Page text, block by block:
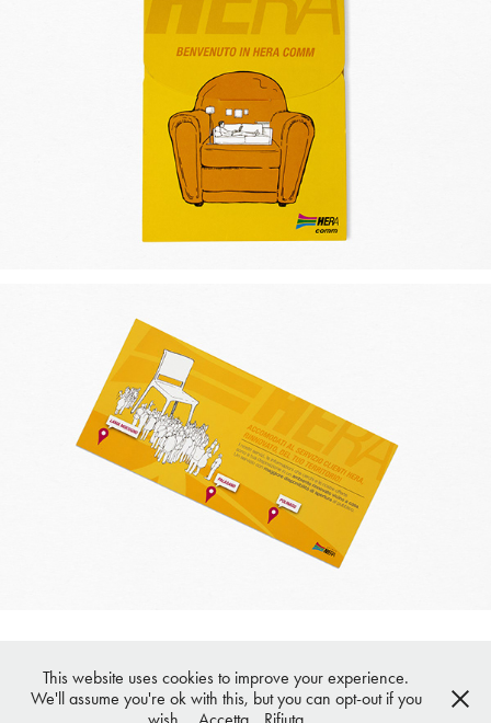
© koan moltimedia - all rights reserved
This website uses cookies to improve your experience.
We'll assume you're ok with this, but you can opt-out if you